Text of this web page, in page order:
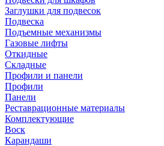
Заглушки для подвесок
Подвеска
Подъемные механизмы
Газовые лифты
Откидные
Складные
Профили и панели
Профили
Панели
Реставрационные материалы
Комплектующие
Воск
Карандаши